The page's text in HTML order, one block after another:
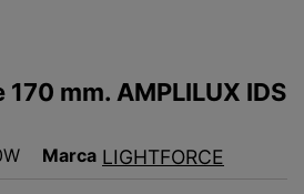
mm. AMPLILUX IDS
Marca LIGHTFORCE